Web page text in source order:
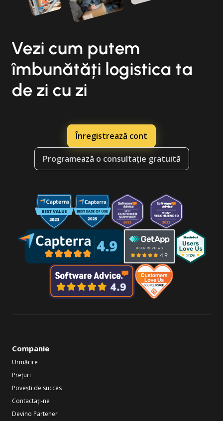
Vezi cum putem
îmbunătăți logistica ta
de zi cu zi
Înregistrează cont
Programează o consultație gratuită
Companie
Urmărire
Prețuri
Povești de succes
Contactați-ne
Devino Partener